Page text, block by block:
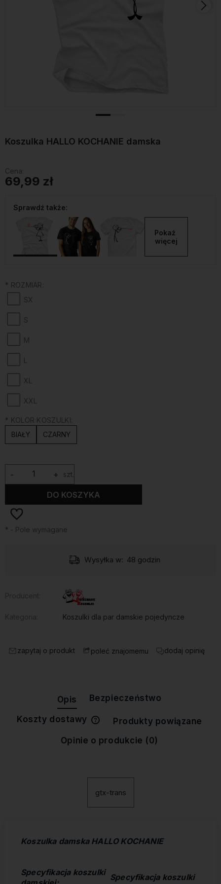
Koszulka HALLO KOCHANIE damska
Cena:
69,99 zł
Sprawdź także:
Pokaż
więcej
* ROZMIAR:
SX
S
M
L
XL
XXL
* KOLOR KOSZULKI:
BIAŁY
CZARNY
+
- szt.
DO KOSZYKA
* - Pole wymagane
Wysyłka w: 48 godzin
Koszulki dla par damskie pojedyncze
zapytaj o produkt poleć znajomemu dodaj opinię
Opis Bezpieczeństwo
Koszty dostawy
Cena nie zawiera ewentualnych
Produkty powiązane
Opinie o produkcie (0)
gtx-trans
Koszulka damska HALLO KOCHANIE
Specyfikacja koszulki Specyfikacja koszulki